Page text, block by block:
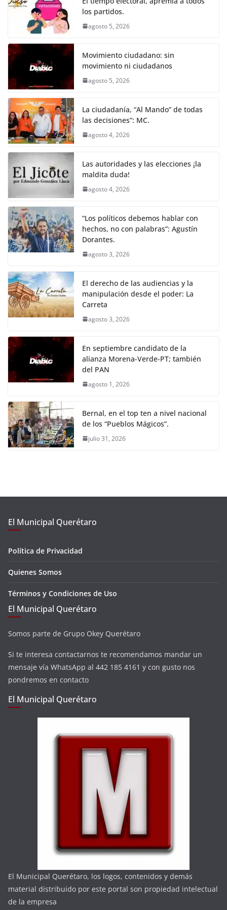
k
los partidos.
agosto 5, 2026
Movimiento ciudadano: sin
movimiento ni ciudadanos
agosto 5, 2026
La ciudadanía, “Al Mando” de todas
las decisiones”: MC.
agosto 4, 2026
Las autoridades y las elecciones ¡la
maldita duda!
agosto 4, 2026
“Los políticos debemos hablar con
hechos, no con palabras”: Agustín
Dorantes.
agosto 3, 2026
El derecho de las audiencias y la
manipulación desde el poder: La
Carreta
agosto 3, 2026
En septiembre candidato de la
alianza Morena-Verde-PT; también
del PAN
agosto 1, 2026
Bernal, en el top ten a nivel nacional
de los “Pueblos Mágicos”.
julio 31, 2026
El Municipal Querétaro
Política de Privacidad
Quienes Somos
Términos y Condiciones de Uso
El Municipal Querétaro
Somos parte de Grupo Okey Querétaro
Si te interesa contactarnos te recomendamos mandar un
mensaje vía WhatsApp al 442 185 4161 y con gusto nos
pondremos en contacto
El Municipal Querétaro
El Municipal Querétaro, los logos, contenidos y demás
material distribuido por este portal son propiedad intelectual
de la empresa